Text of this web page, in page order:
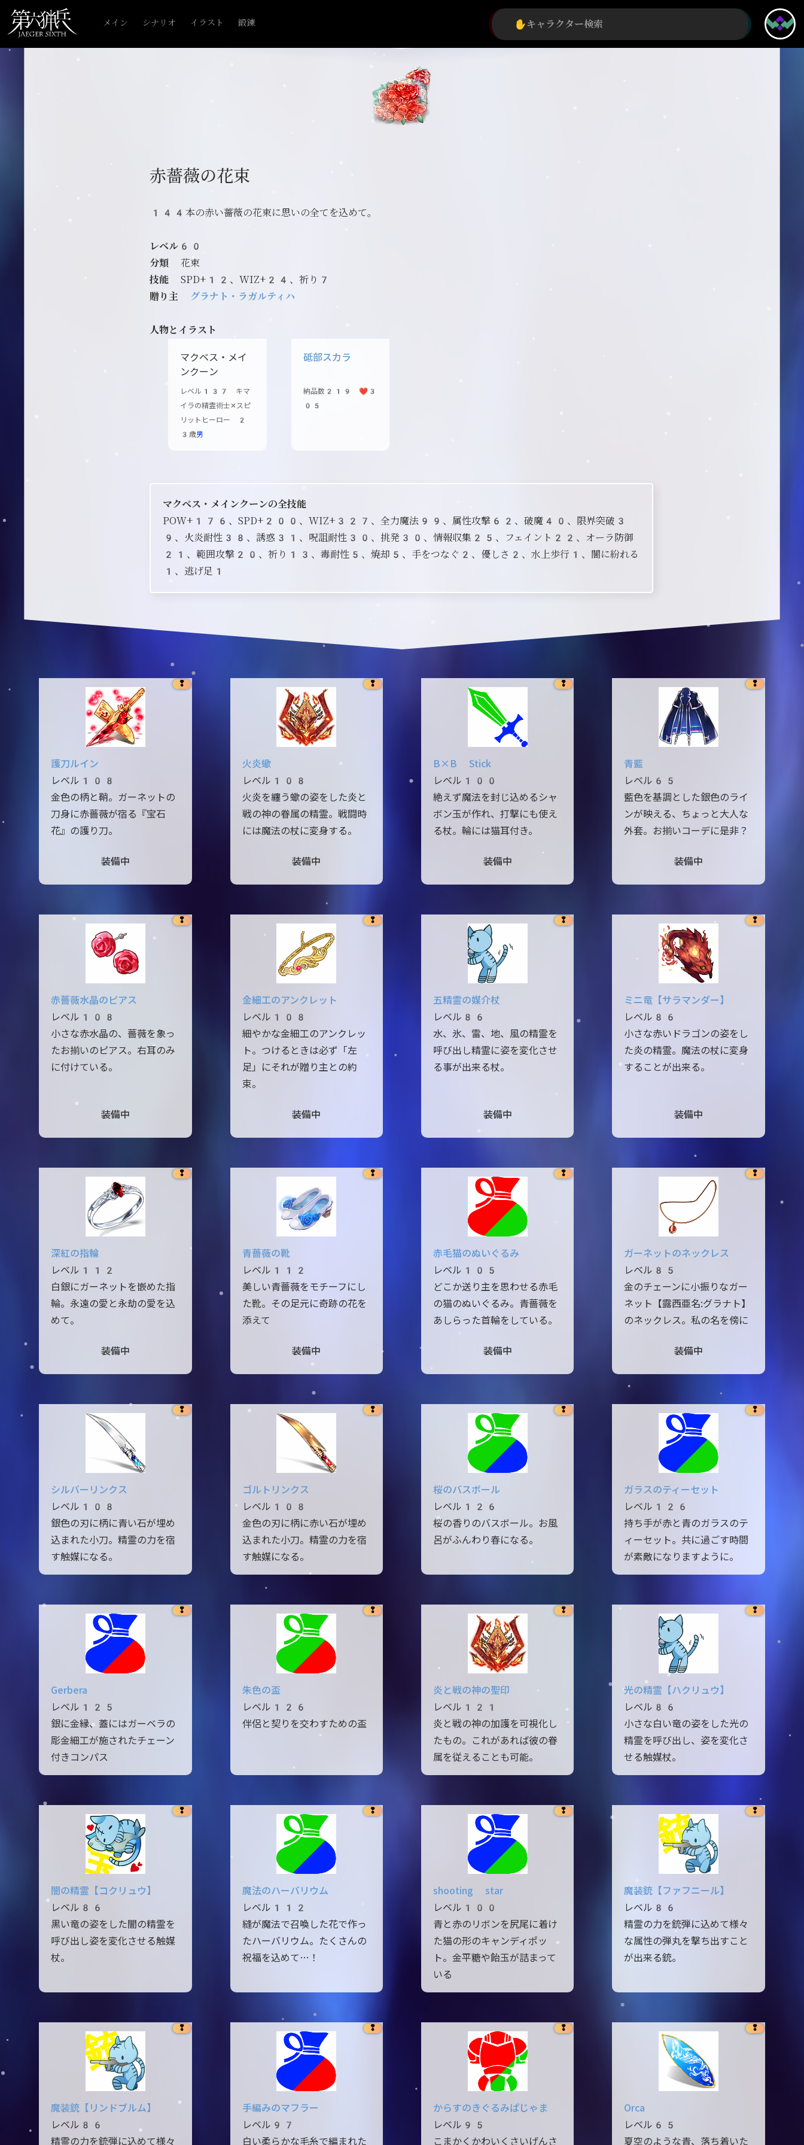
メイン シナリオ イラスト 鍛錬
赤薔薇の花束
144本の赤い薔薇の花束に思いの全てを込めて。
レベル60
分類 花束
技能 SPD+12、WIZ+24、祈り7
贈り主 グラナト・ラガルティハ
人物とイラスト
マクベス・メイ
ンクーン
レベル137 キマ
イラの精霊術士✕スピ
リットヒーロー 2
3歳男
砥部スカラ
納品数219 ❤️3
05
マクベス・メインクーンの全技能
POW+176、SPD+200、WIZ+327、全力魔法99、属性攻撃62、破魔40、限界突破3
9、火炎耐性38、誘惑31、呪詛耐性30、挑発30、情報収集25、フェイント22、オーラ防御
21、範囲攻撃20、祈り13、毒耐性5、焼却5、手をつなぐ2、優しさ2、水上歩行1、闇に紛れる
1、逃げ足1
❢
護刀ルイン
レベル108
金色の柄と鞘。ガーネットの
刀身に赤薔薇が宿る『宝石
花』の護り刀。
装備中
❢
火炎蠍
レベル108
火炎を纏う蠍の姿をした炎と
戦の神の眷属の精霊。戦闘時
には魔法の杖に変身する。
装備中
❢
B×B Stick
レベル100
絶えず魔法を封じ込めるシャ
ボン玉が作れ、打撃にも使え
る杖。輪には猫耳付き。
装備中
❢
青藍
レベル65
藍色を基調とした銀色のライ
ンが映える、ちょっと大人な
外套。お揃いコーデに是非？
装備中
❢
赤薔薇水晶のピアス
レベル108
小さな赤水晶の、薔薇を象っ
たお揃いのピアス。右耳のみ
に付けている。
装備中
❢
金細工のアンクレット
レベル108
細やかな金細工のアンクレッ
ト。つけるときは必ず「左
足」にそれが贈り主との約
束。
装備中
❢
五精霊の媒介杖
レベル86
水、氷、雷、地、風の精霊を
呼び出し精霊に姿を変化させ
る事が出来る杖。
装備中
❢
ミニ竜【サラマンダー】
レベル86
小さな赤いドラゴンの姿をし
た炎の精霊。魔法の杖に変身
することが出来る。
装備中
❢
深紅の指輪
レベル112
白銀にガーネットを嵌めた指
輪。永遠の愛と永劫の愛を込
めて。
装備中
❢
青薔薇の靴
レベル112
美しい青薔薇をモチーフにし
た靴。その足元に奇跡の花を
添えて
装備中
❢
赤毛猫のぬいぐるみ
レベル105
どこか送り主を思わせる赤毛
の猫のぬいぐるみ。青薔薇を
あしらった首輪をしている。
装備中
❢
ガーネットのネックレス
レベル85
金のチェーンに小振りなガー
ネット【露西亜名:グラナト】
のネックレス。私の名を傍に
装備中
❢
シルバーリンクス
レベル108
銀色の刃に柄に青い石が埋め
込まれた小刀。精霊の力を宿
す触媒になる。
❢
ゴルトリンクス
レベル108
金色の刃に柄に赤い石が埋め
込まれた小刀。精霊の力を宿
す触媒になる。
❢
桜のバスボール
レベル126
桜の香りのバスボール。お風
呂がふんわり春になる。
❢
ガラスのティーセット
レベル126
持ち手が赤と青のガラスのテ
ィーセット。共に過ごす時間
が素敵になりますように。
❢
Gerbera
レベル125
銀に金縁、蓋にはガーベラの
彫金細工が施されたチェーン
付きコンパス
❢
朱色の盃
レベル126
伴侶と契りを交わすための盃
❢
炎と戦の神の聖印
レベル121
炎と戦の神の加護を可視化し
たもの。これがあれば彼の眷
属を従えることも可能。
❢
光の精霊【ハクリュウ】
レベル86
小さな白い竜の姿をした光の
精霊を呼び出し、姿を変化さ
せる触媒杖。
❢
闇の精霊【コクリュウ】
レベル86
黒い竜の姿をした闇の精霊を
呼び出し姿を変化させる触媒
杖。
❢
魔法のハーバリウム
レベル112
縫が魔法で召喚した花で作っ
たハーバリウム。たくさんの
祝福を込めて…！
❢
shooting star
レベル100
青と赤のリボンを尻尾に着け
た猫の形のキャンディポッ
ト。金平糖や飴玉が詰まって
いる
❢
魔装銃【ファフニール】
レベル86
精霊の力を銃弾に込めて様々
な属性の弾丸を撃ち出すこと
が出来る銃。
❢
魔装銃【リンドブルム】
レベル86
精霊の力を銃弾に込めて様々
❢
手編みのマフラー
レベル97
白い柔らかな毛糸で編まれた
❢
からすのきぐるみぱじゃま
レベル95
こまかくかわいくさいげんさ
❢
Orca
レベル65
夏空のような青、落ち着いた